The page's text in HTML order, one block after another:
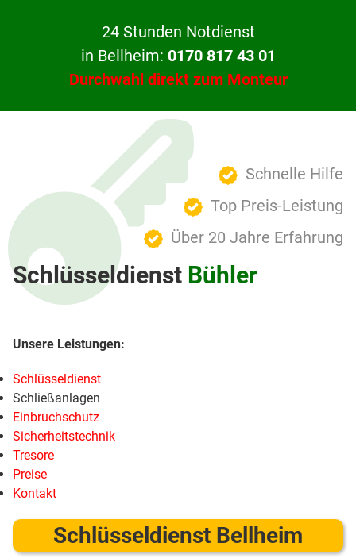
24 Stunden Notdienst
in Bellheim: 0170 817 43 01
Durchwahl direkt zum Monteur
Schnelle Hilfe
Top Preis-Leistung
Über 20 Jahre Erfahrung
Schlüsseldienst Bühler
Schlüsseldienst
Schließanlagen
Einbruchschutz
Sicherheitstechnik
Tresore
Preise
Kontakt
Schlüsseldienst Bellheim